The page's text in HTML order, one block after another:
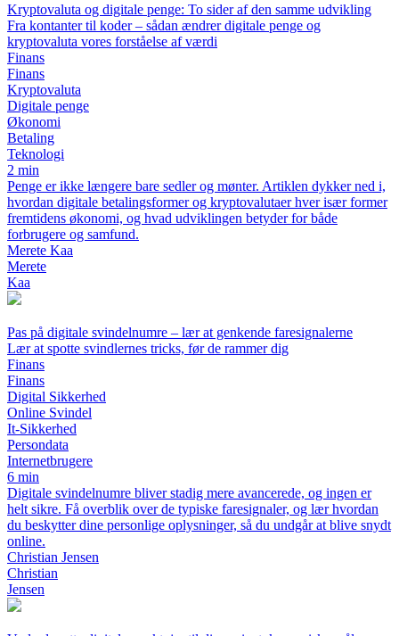
Kryptovaluta og digitale penge: To sider af den samme udvikling
Fra kontanter til koder – sådan ændrer digitale penge og
kryptovaluta vores forståelse af værdi
Finans
Finans
Kryptovaluta
Digitale penge
Økonomi
Betaling
Teknologi
2 min
Penge er ikke længere bare sedler og mønter. Artiklen dykker ned i,
hvordan digitale betalingsformer og kryptovalutaer hver især former
fremtidens økonomi, og hvad udviklingen betyder for både
forbrugere og samfund.
Merete Kaa
Merete
Kaa
Pas på digitale svindelnumre – lær at genkende faresignalerne
Lær at spotte svindlernes tricks, før de rammer dig
Finans
Finans
Digital Sikkerhed
Online Svindel
It-Sikkerhed
Persondata
Internetbrugere
6 min
Digitale svindelnumre bliver stadig mere avancerede, og ingen er
helt sikre. Få overblik over de typiske faresignaler, og lær hvordan
du beskytter dine personlige oplysninger, så du undgår at blive snydt
online.
Christian Jensen
Christian
Jensen